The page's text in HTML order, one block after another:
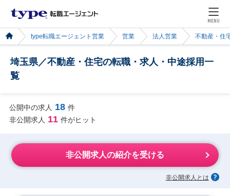
MENU
type転職エージェント営業 営業 法人営業 不動産・住
埼玉県／不動産・住宅の転職・求人・中途採用一
覧
公開中の求人 18 件
非公開求人 11 件がヒット
非公開求人の紹介を受ける
非公開求人とは